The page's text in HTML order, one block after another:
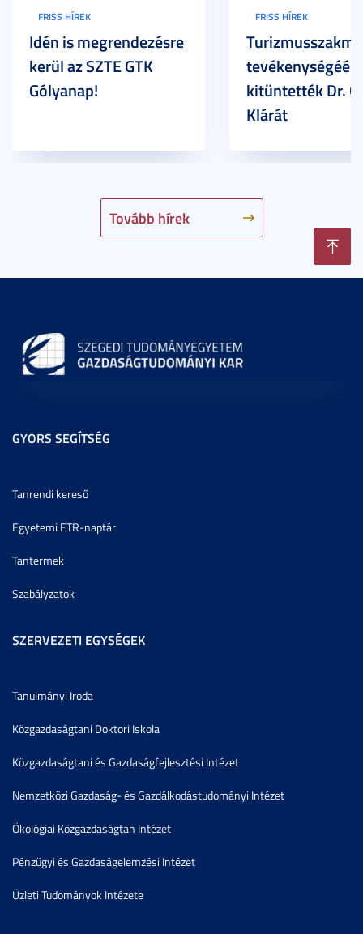
Tovább hírek
FRISS HÍREK
Idén is megrendezésre
kerül az SZTE GTK
Gólyanap!
FRISS HÍREK
tevékenységéért
kitüntették Dr.
Klárát
GYORS SEGÍTSÉG
Tanrendi kereső
Egyetemi ETR-naptár
Tantermek
Szabályzatok
SZERVEZETI EGYSÉGEK
Tanulmányi Iroda
Közgazdaságtani Doktori Iskola
Közgazdaságtani és Gazdaságfejlesztési Intézet
Nemzetközi Gazdaság- és Gazdálkodástudományi Intézet
Ökológiai Közgazdaságtan Intézet
Pénzügyi és Gazdaságelemzési Intézet
Üzleti Tudományok Intézete